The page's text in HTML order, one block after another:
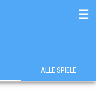
☰
ALLE SPIELE